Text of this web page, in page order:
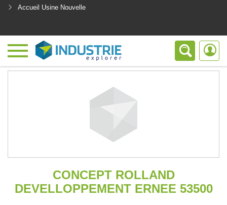
Accueil Usine Nouvelle
CONCEPT ROLLAND
DEVELLOPPEMENT ERNEE 53500